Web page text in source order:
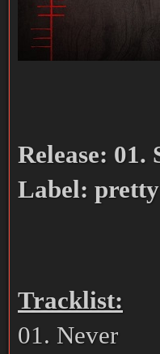
Release: 01.
Label:
Tracklist:
01. Never